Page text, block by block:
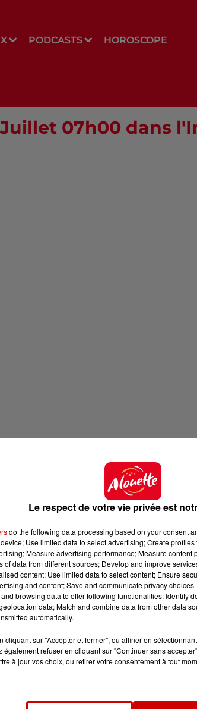
PODCASTS HOROSCOPE
07h00 dans
Le respect de votre vie privée est
do the following data processing based on your consent
Use limited data to select advertising; Create
Measure advertising performance; Measure
of data from different sources; Develop and improve
content; Use limited data to select content; Ensure
and content; Save and communicate privacy
browsing data to offer following functionalities: Identify
data; Match and combine data from other data
automatically.
cliquant sur "Accepter et fermer", ou affiner en
également refuser en cliquant sur "Continuer sans
à jour vos choix, ou retirer votre consentement à tout